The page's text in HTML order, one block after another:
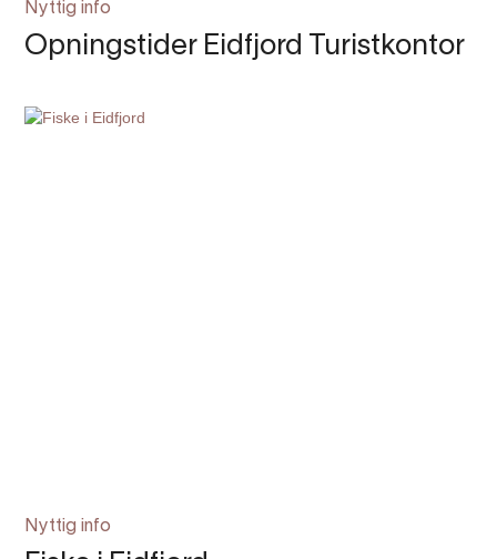
Nyttig info
Opningstider Eidfjord Turistkontor
Nyttig info